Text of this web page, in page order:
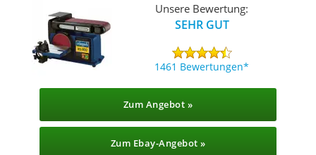
Unsere Bewertung:
SEHR GUT
1461 Bewertungen
Zum Angebot »
Zum Ebay-Angebot »